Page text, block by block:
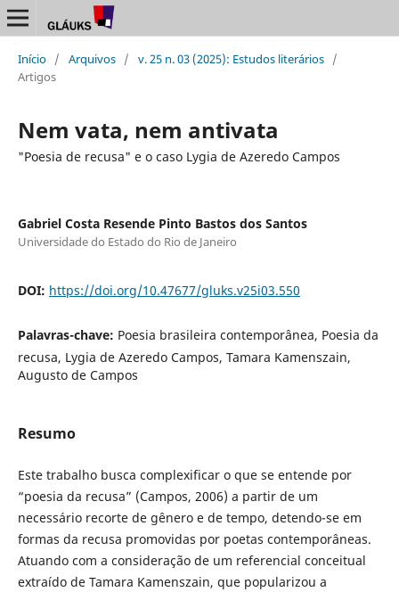
Início / Arquivos / v. 25 n. 03 (2025): Estudos literários /
Artigos
Nem vata, nem antivata
"Poesia de recusa" e o caso Lygia de Azeredo Campos
Gabriel Costa Resende Pinto Bastos dos Santos
Universidade do Estado do Rio de Janeiro
DOI: https://doi.org/10.47677/gluks.v25i03.550
Palavras-chave: Poesia brasileira contemporânea, Poesia da
recusa, Lygia de Azeredo Campos, Tamara Kamenszain,
Augusto de Campos
Resumo
Este trabalho busca complexificar o que se entende por
“poesia da recusa” (Campos, 2006) a partir de um
necessário recorte de gênero e de tempo, detendo-se em
formas da recusa promovidas por poetas contemporâneas.
Atuando com a consideração de um referencial conceitual
extraído de Tamara Kamenszain, que popularizou a